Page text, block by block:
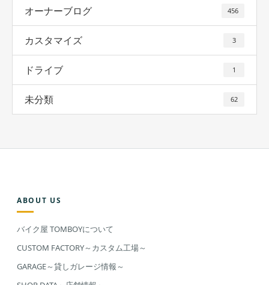
オーナーブログ 456
カスタマイズ 3
ドライブ 1
未分類 62
ABOUT US
バイク屋 TOMBOYについて
CUSTOM FACTORY～カスタム工場～
GARAGE～貸しガレージ情報～